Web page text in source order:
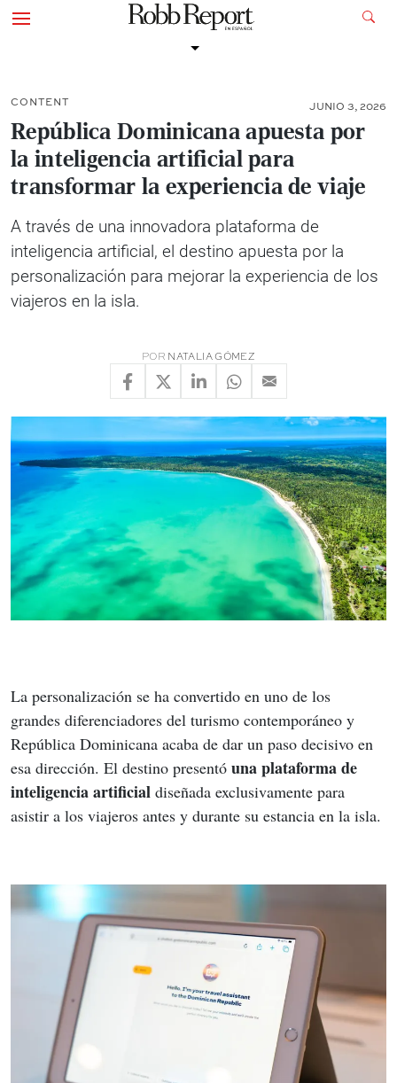
CONTENT JUNIO 3, 2026
República Dominicana apuesta por
la inteligencia artificial para
transformar la experiencia de viaje
A través de una innovadora plataforma de
inteligencia artificial, el destino apuesta por la
personalización para mejorar la experiencia de los
viajeros en la isla.
POR NATALIA GÓMEZ
La personalización se ha convertido en uno de los
grandes diferenciadores del turismo contemporáneo y
República Dominicana acaba de dar un paso decisivo en
esa dirección. El destino presentó una plataforma de
inteligencia artificial diseñada exclusivamente para
asistir a los viajeros antes y durante su estancia en la isla.